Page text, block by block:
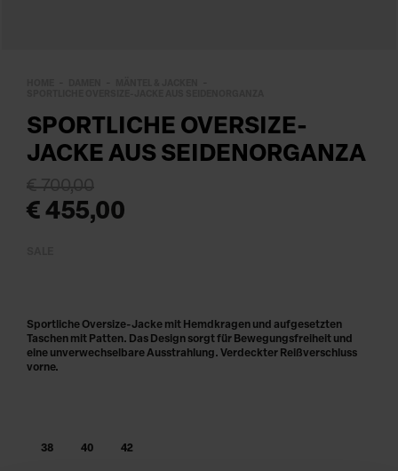
SPORTLICHE OVERSIZE-
JACKE AUS SEIDENORGANZA
€ 455,00
€ 700,00
38 40 42
Sportliche Oversize-Jacke mit Hemdkragen und aufgesetzten
Taschen mit Patten. Das Design sorgt für Bewegungsfreiheit und
eine unverwechselbare Ausstrahlung. Verdeckter Reißverschluss
vorne.